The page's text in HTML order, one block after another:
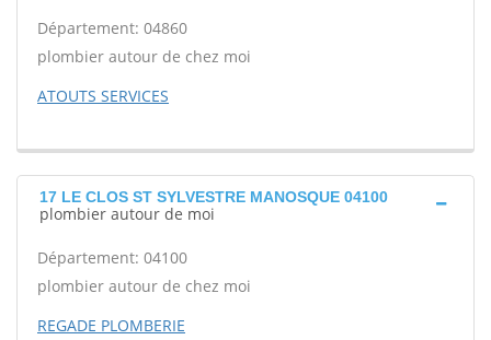
Département: 04860
plombier autour de chez moi
ATOUTS SERVICES
17 LE CLOS ST SYLVESTRE MANOSQUE 04100
plombier autour de moi
Département: 04100
plombier autour de chez moi
REGADE PLOMBERIE